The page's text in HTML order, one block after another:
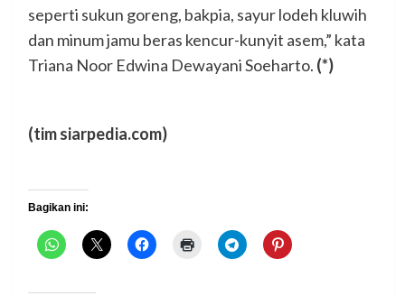
seperti sukun goreng, bakpia, sayur lodeh kluwih
dan minum jamu beras kencur-kunyit asem,” kata
Triana Noor Edwina Dewayani Soeharto. (*)
(tim siarpedia.com)
Bagikan ini: